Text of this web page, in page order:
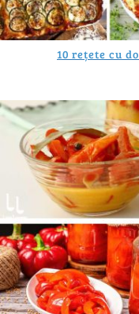
10 rețete cu